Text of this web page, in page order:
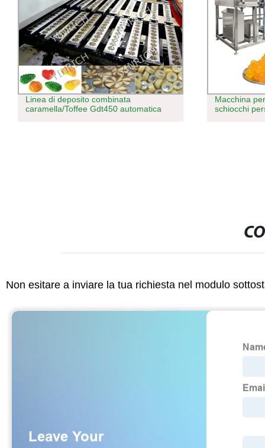
Linea di deposito combinata
caramella/Toffee Gdt450 automatica
Macchina
schiocchi
Non esitare a inviare la tua richiesta nel modulo